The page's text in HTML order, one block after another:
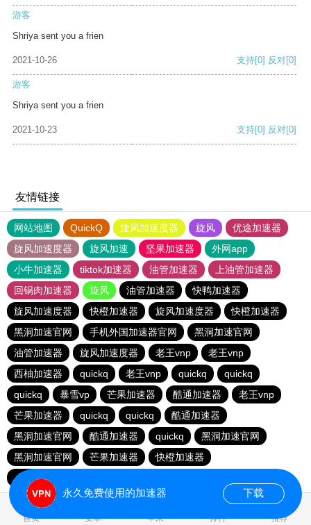
游客
Shriya sent you a frien
2021-10-26 支持[0] 反对[0]
游客
Shriya sent you a frien
2021-10-23 支持[0] 反对[0]
友情链接
网站地图 QuickQ 旋风加速度器 旋风
优途加速器
旋风加速度器
旋风加速 坚果加速器
外网app
小牛加速器
tiktok加速器 油管加速器
上油管加速器
回锅肉加速器
旋风 油管加速器
快鸭加速器
旋风加速度器
快橙加速器 旋风加速度器
快橙加速器
黑洞加速官网
手机外国加速器官网
黑洞加速官网
油管加速器
旋风加速度器 老王vnp
老王vnp
西柚加速器
quickq 老王vnp quickq
quickq
quickq
暴雪vp 芒果加速器 酷通加速器
老王vnp
芒果加速器
quickq quickq
酷通加速器
黑洞加速官网
酷通加速器 quickq
黑洞加速官网
黑洞加速官网
芒果加速器
快橙加速器
小猫咪ciash加速器
首页 安卓 苹果 排行 推荐
永久免费使用的加速器 下载
0.140637s